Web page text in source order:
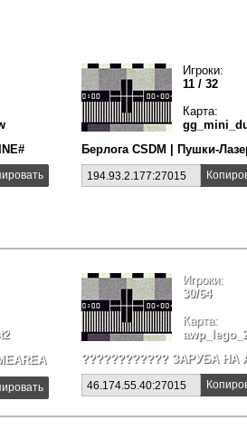
Игроки:
11 / 32
Карта:
Берлога CSDM | Пушки-
194.93.2.177:27015
||͇̿P͇̿U͇̿B͇̿L͇̿I͇̿C͇̿| ✪
Игроки:
30/64
Карта:
???????????? ЗAPУБA HA
46.174.55.40:27015